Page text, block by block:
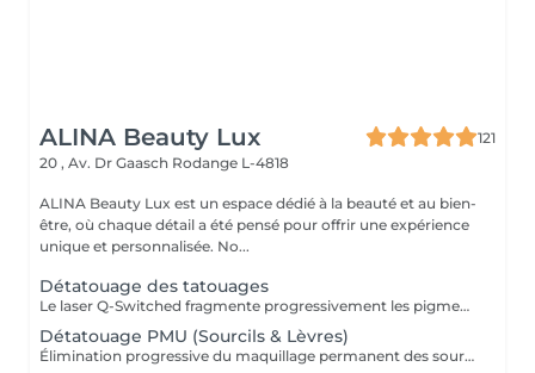
ALINA Beauty Lux
121
20 , Av. Dr Gaasch Rodange L-4818
ALINA Beauty Lux est un espace dédié à la beauté et au bien-
être, où chaque détail a été pensé pour offrir une expérience
unique et personnalisée. No...
Détatouage des tatouages
Le laser Q-Switched fragmente progressivement les pigments du tatouage afin que l'organisme les élimine naturellement. Tatouages noirs Tatouages rouges Tatouages bleus Certains pigments colorés (selon leur composition) En moyenne 4 à 10 séances, espacées de 6 à 8 semaines, sont nécessaires. À LIRE AVANT VOTRE SÉANCE Évitez toute exposition au soleil et aux UV pendant les 2 semaines avant et après la séance. Informez-nous si vous prenez un traitement photosensibilisant. Traitement contre-indiqué pendant la grossesse. Le traitement ne peut pas être réalisé sur une peau infectée, brûlée ou présentant une plaie. Ne pas appliquer de rétinol, d'acides exfoliants ou de produits irritants sur la zone avant et après le traitement. Respectez un délai minimum de 6 à 8 semaines entre chaque séance.
Détatouage PMU (Sourcils & Lèvres)
Élimination progressive du maquillage permanent des sourcils et des lèvres à l'aide d'un laser Q-Switched. Le nombre de séances dépend de: la couleur du pigment la profondeur d'implantation l'ancienneté du maquillage permanent la réaction individuelle de la peau 17 En moyenne 3 à 8 séances, espacées de 6 à 8 semaines, sont nécessaires. À LIRE AVANT VOTRE SÉANCE Évitez toute exposition au soleil et aux UV pendant les 2 semaines avant et après la séance. Informez-nous si vous prenez un traitement photosensibilisant. Traitement contre-indiqué pendant la grossesse. Le traitement ne peut pas être réalisé sur une peau infectée, brûlée ou présentant une plaie. Ne pas appliquer de rétinol, d'acides exfoliants ou de produits irritants sur la zone avant et après le traitement. Respectez un délai minimum de 6 à 8 semaines entre chaque séance.